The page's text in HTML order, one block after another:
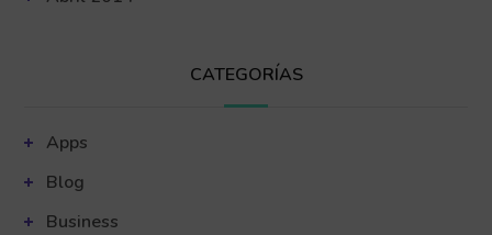
CATEGORÍAS
Apps
Blog
Business